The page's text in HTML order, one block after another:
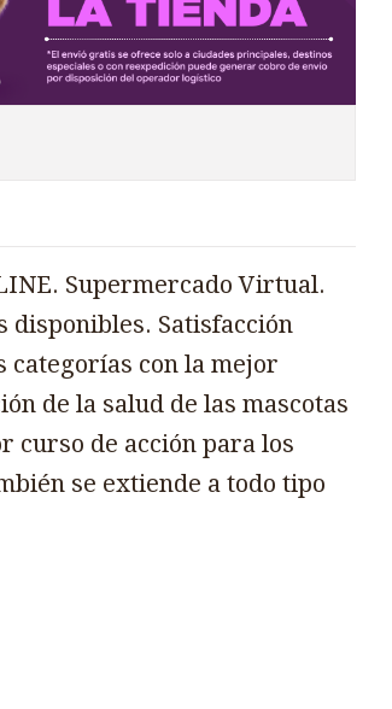
Supermercado Virtual.
disponibles. Satisfacción
categorías con la mejor
de la salud de las mascotas
curso de acción para los
se extiende a todo tipo